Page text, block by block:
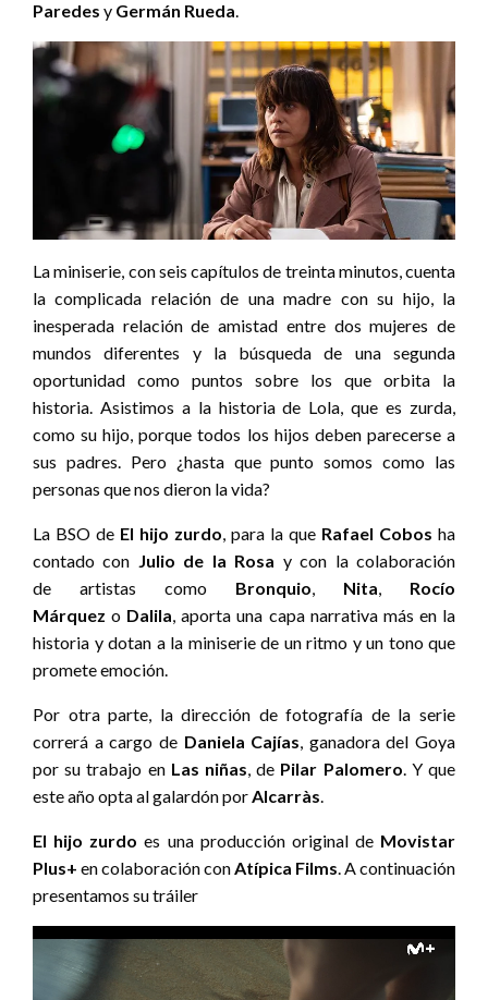
Paredes y Germán Rueda.
La miniserie, con seis capítulos de treinta minutos, cuenta
la complicada relación de una madre con su hijo, la
inesperada relación de amistad entre dos mujeres de
mundos diferentes y la búsqueda de una segunda
oportunidad como puntos sobre los que orbita la
historia. Asistimos a la historia de Lola, que es zurda,
como su hijo, porque todos los hijos deben parecerse a
sus padres. Pero ¿hasta que punto somos como las
personas que nos dieron la vida?
La BSO de El hijo zurdo, para la que Rafael Cobos ha
contado con Julio de la Rosa y con la colaboración
de artistas como Bronquio, Nita, Rocío
Márquez o Dalila, aporta una capa narrativa más en la
historia y dotan a la miniserie de un ritmo y un tono que
promete emoción.
Por otra parte, la dirección de fotografía de la serie
correrá a cargo de Daniela Cajías, ganadora del Goya
por su trabajo en Las niñas, de Pilar Palomero. Y que
este año opta al galardón porAlcarràs.
El hijo zurdo es una producción original de Movistar
Plus+ en colaboración conAtípica Films. A continuación
presentamos su tráiler